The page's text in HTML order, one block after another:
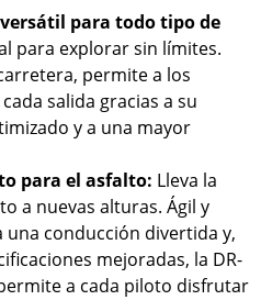
versátil para todo tipo de
para explorar sin límites.
permite a los
salida gracias a su
y a una mayor
para el asfalto: Lleva la
a nuevas alturas. Ágil y
conducción divertida y,
mejoradas, la DR-
a cada piloto disfrutar